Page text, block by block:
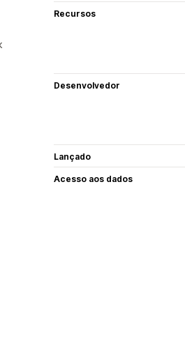
Recursos
Desenvolvedor
Lançado
Acesso aos dados